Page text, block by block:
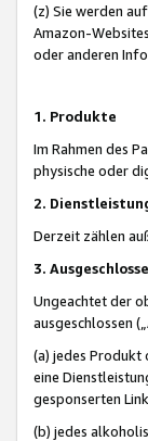
(z) Sie werden
Amazon-
oder anderen
1. Produkte
Im Rahmen des
physische oder
2.
Derzeit zählen
3.
Ungeachtet der
ausgeschlossen
(a) jedes Produkt
eine
gesponserten
(b) jedes